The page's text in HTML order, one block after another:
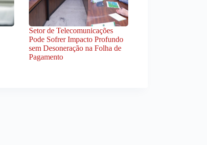
Setor de Telecomunicações
Pode Sofrer Impacto Profundo
sem Desoneração na Folha de
Pagamento